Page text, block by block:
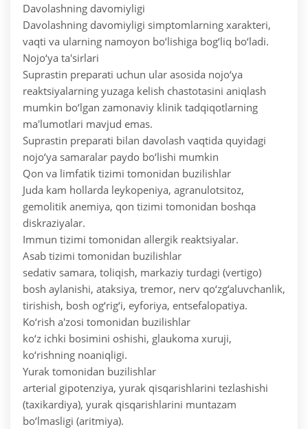
Davolashning davomiyligi
Davolashning davomiyligi simptomlarning xarakteri,
vaqti va ularning namoyon bo‘lishiga bog‘liq bo‘ladi.
Nojo‘ya ta'sirlari
Suprastin preparati uchun ular asosida nojo‘ya
reaktsiyalarning yuzaga kelish chastotasini aniqlash
mumkin bo‘lgan zamonaviy klinik tadqiqotlarning
ma'lumotlari mavjud emas.
Suprastin preparati bilan davolash vaqtida quyidagi
nojo‘ya samaralar paydo bo‘lishi mumkin
Qon va limfatik tizimi tomonidan buzilishlar
Juda kam hollarda leykopeniya, agranulotsitoz,
gemolitik anemiya, qon tizimi tomonidan boshqa
diskraziyalar.
Immun tizimi tomonidan allergik reaktsiyalar.
Asab tizimi tomonidan buzilishlar
sedativ samara, toliqish, markaziy turdagi (vertigo)
bosh aylanishi, ataksiya, tremor, nerv qo‘zg‘aluvchanlik,
tirishish, bosh og‘rig‘i, eyforiya, entsefalopatiya.
Ko‘rish a'zosi tomonidan buzilishlar
ko‘z ichki bosimini oshishi, glaukoma xuruji,
ko‘rishning noaniqligi.
Yurak tomonidan buzilishlar
arterial gipotenziya, yurak qisqarishlarini tezlashishi
(taxikardiya), yurak qisqarishlarini muntazam
bo‘lmasligi (aritmiya).